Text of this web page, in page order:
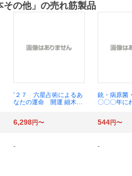
その他」の売れ筋製品
’２７ 六星占術によるあ
なたの運命 開運 細木か
銃・病原
〇〇〇年に
ド・ダイ
6,298円〜 544円〜
- -